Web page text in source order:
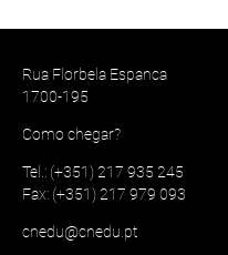
Rua Florbela Espanca
1700-195
Como chegar?
Tel.: (+351) 217 935 245
Fax: (+351) 217 979 093
cnedu@cnedu.pt